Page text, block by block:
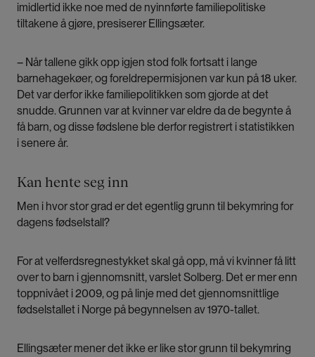
imidlertid ikke noe med de nyinnførte familiepolitiske
tiltakene å gjøre, presiserer Ellingsæter.
– Når tallene gikk opp igjen stod folk fortsatt i lange
barnehagekøer, og foreldrepermisjonen var kun på 18 uker.
Det var derfor ikke familiepolitikken som gjorde at det
snudde. Grunnen var at kvinner var eldre da de begynte å
få barn, og disse fødslene ble derfor registrert i statistikken
i senere år.
Kan hente seg inn
Men i hvor stor grad er det egentlig grunn til bekymring for
dagens fødselstall?
For at velferdsregnestykket skal gå opp, må vi kvinner få litt
over to barn i gjennomsnitt, varslet Solberg. Det er mer enn
toppnivået i 2009, og på linje med det gjennomsnittlige
fødselstallet i Norge på begynnelsen av 1970-tallet.
Ellingsæter mener det ikke er like stor grunn til bekymring